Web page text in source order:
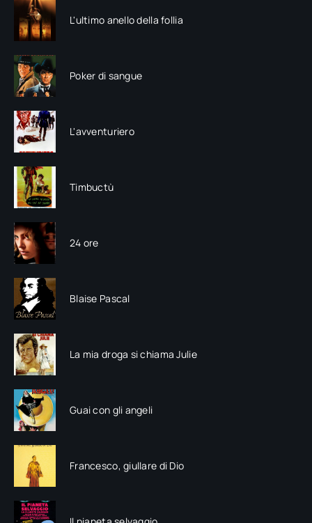
L'ultimo anello della follia
Poker di sangue
L'avventuriero
Timbuctù
24 ore
Blaise Pascal
La mia droga si chiama Julie
Guai con gli angeli
Francesco, giullare di Dio